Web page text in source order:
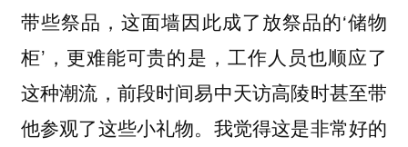
带些祭品，这面墙因此成了放祭品的‘储物
柜’，更难能可贵的是，工作人员也顺应了
这种潮流，前段时间易中天访高陵时甚至带
他参观了这些小礼物。我觉得这是非常好的